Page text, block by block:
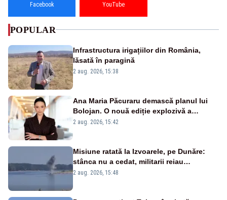
Facebook YouTube
POPULAR
Infrastructura irigațiilor din România,
lăsată în paragină
2 aug. 2026, 15:38
Ana Maria Păcuraru demască planul lui
Bolojan. O nouă ediție explozivă a
emisiunii „Miza Zilei” la Realitatea PLUS
2 aug. 2026, 15:42
Misiune ratată la Izvoarele, pe Dunăre:
stânca nu a cedat, militarii reiau
detonările luni – VIDEO
2 aug. 2026, 15:48